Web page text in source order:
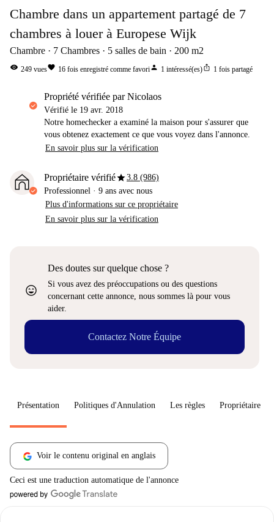
Chambre dans un appartement partagé de 7
chambres à louer à Europese Wijk
Chambre 7 Chambres 5 salles de bain 200 m2
visibility 249 vuesfavorite 16 fois enregistré comme favoriperson 1 intéressé(es)ios_share 1 fois partagé
propriété vérifiée par Nicolaos
Vérifié le 19 avr. 2018
Notre homechecker a examiné la maison pour s'assurer que
vous obtenez exactement ce que vous voyez dans l'annonce.
En savoir plus sur la vérification
Propriétaire vérifiéstar3.8 (986)
Professionnel · 9 ans avec nous
Plus d'informations sur ce propriétaire
En savoir plus sur la vérification
sentiment_very_satisfied
Des doutes sur quelque chose ?
Si vous avez des préoccupations ou des questions
concernant cette annonce, nous sommes là pour vous
aider.
Contactez Notre Équipe
Présentation Politiques d'Annulation Les règles Propriétaire
Voir le contenu original en anglais
Ceci est une traduction automatique de l'annonce